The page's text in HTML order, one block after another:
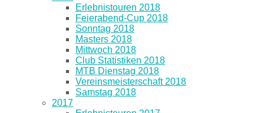
Erlebnistouren 2018
Feierabend-Cup 2018
Sonntag 2018
Masters 2018
Mittwoch 2018
Club Statistiken 2018
MTB Dienstag 2018
Vereinsmeisterschaft 2018
Samstag 2018
2017